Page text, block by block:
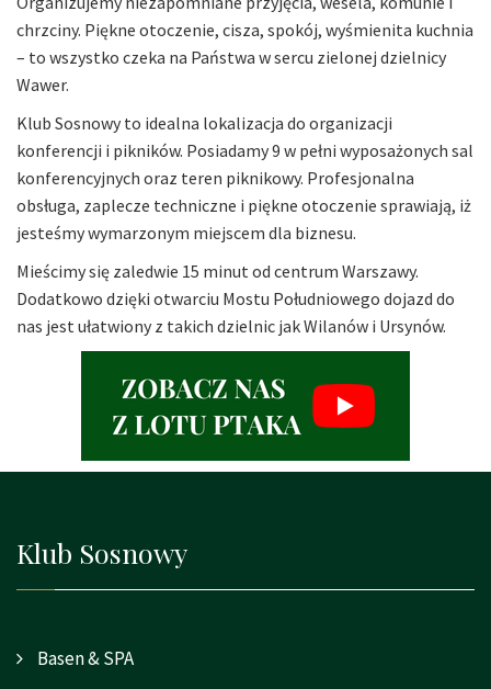
chrzciny. Piękne otoczenie, cisza, spokój, wyśmienita kuchnia
– to wszystko czeka na Państwa w sercu zielonej dzielnicy
Wawer.
Klub Sosnowy to idealna lokalizacja do organizacji
konferencji i pikników. Posiadamy 9 w pełni wyposażonych sal
konferencyjnych oraz teren piknikowy. Profesjonalna
obsługa, zaplecze techniczne i piękne otoczenie sprawiają, iż
jesteśmy wymarzonym miejscem dla biznesu.
Mieścimy się zaledwie 15 minut od centrum Warszawy.
Dodatkowo dzięki otwarciu Mostu Południowego dojazd do
nas jest ułatwiony z takich dzielnic jak Wilanów i Ursynów.
Klub Sosnowy
Basen & SPA